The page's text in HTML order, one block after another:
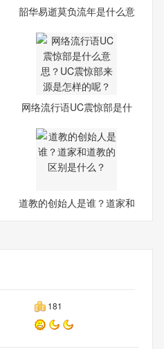
韶华易逝莫负流年是什么意
网络流行语UC震惊部是什
道教的创始人是谁？道家和
181